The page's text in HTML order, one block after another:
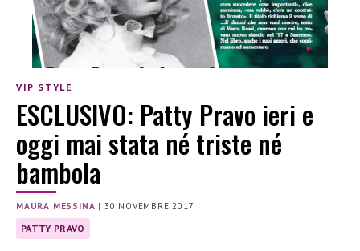
VIP STYLE
ESCLUSIVO: Patty Pravo ieri e
oggi mai stata né triste né
bambola
MAURA MESSINA | 30 NOVEMBRE 2017
PATTY PRAVO